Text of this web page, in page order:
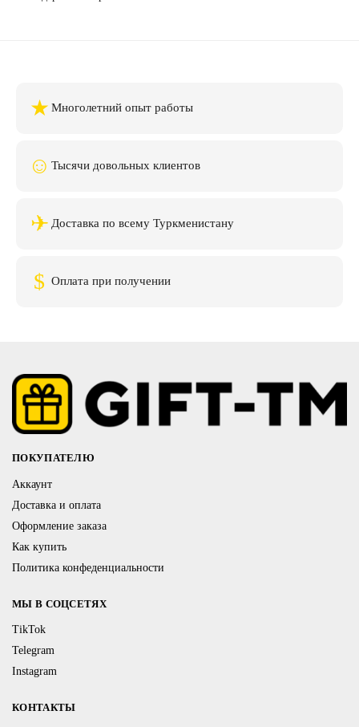
★ Многолетний опыт работы
☺ Тысячи довольных клиентов
✈ Доставка по всему Туркменистану
$ Оплата при получении
ПОКУПАТЕЛЮ
Аккаунт
Доставка и оплата
Оформление заказа
Как купить
Политика конфеденциальности
МЫ В СОЦСЕТЯХ
TikTok
Telegram
Instagram
КОНТАКТЫ